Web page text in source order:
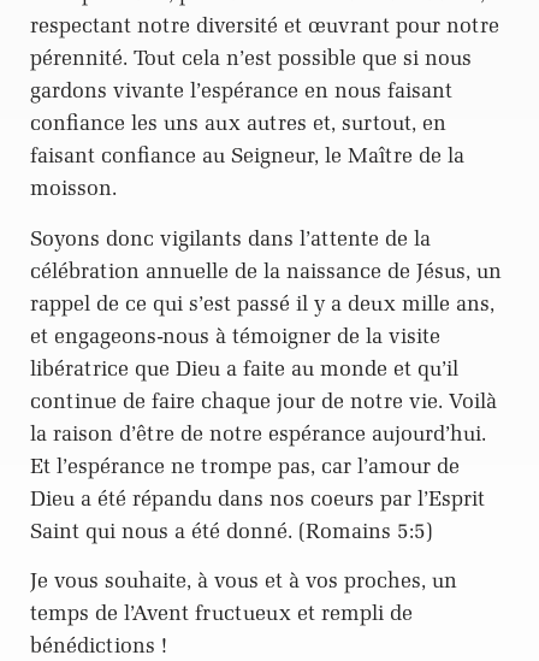
respectant notre diversité et œuvrant pour notre
pérennité. Tout cela n’est possible que si nous
gardons vivante l’espérance en nous faisant
confiance les uns aux autres et, surtout, en
faisant confiance au Seigneur, le Maître de la
moisson.
Soyons donc vigilants dans l’attente de la
célébration annuelle de la naissance de Jésus, un
rappel de ce qui s’est passé il y a deux mille ans,
et engageons-nous à témoigner de la visite
libératrice que Dieu a faite au monde et qu’il
continue de faire chaque jour de notre vie. Voilà
la raison d’être de notre espérance aujourd’hui.
Et l’espérance ne trompe pas, car l’amour de
Dieu a été répandu dans nos coeurs par l’Esprit
Saint qui nous a été donné. (Romains 5:5)
Je vous souhaite, à vous et à vos proches, un
temps de l’Avent fructueux et rempli de
bénédictions !